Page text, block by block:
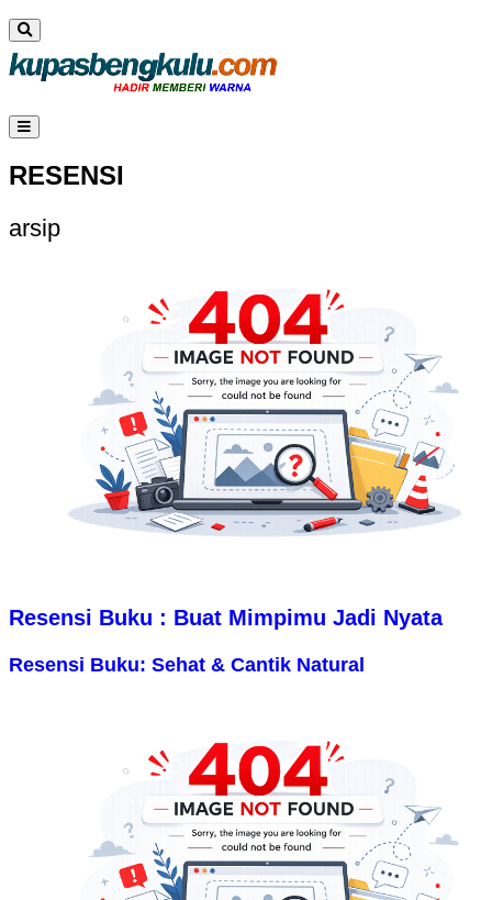
RESENSI
arsip
Resensi Buku : Buat Mimpimu Jadi Nyata
Resensi Buku: Sehat & Cantik Natural